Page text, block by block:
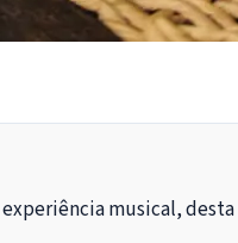
musical,